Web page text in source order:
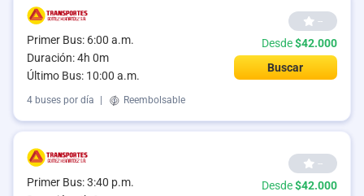
Primer Bus: 6:00 a.m.
Duración: 4h 0m
Último Bus: 10:00 a.m.
--
Desde$42.000
Buscar
4 buses por día Reembolsable
Primer Bus: 3:40 p.m.
--
Desde$42.000